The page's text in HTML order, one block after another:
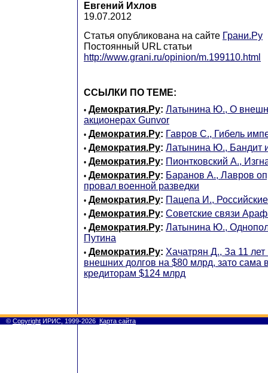
Евгений Ихлов
19.07.2012
Статья опубликована на сайте Грани.Ру
Постоянный URL статьи
http://www.grani.ru/opinion/m.199110.html
ССЫЛКИ ПО ТЕМЕ:
• Демократия.Ру: Латынина Ю., О
акционерах Gunvor
• Демократия.Ру: Гавров С., Гибель
• Демократия.Ру: Латынина Ю., Бандит
• Демократия.Ру: Пионтковский А.,
• Демократия.Ру: Баранов А., Лавров
провал военной разведки
• Демократия.Ру: Пацепа И.,
• Демократия.Ру: Советские связи
• Демократия.Ру: Латынина Ю.,
Путина
• Демократия.Ру: Хачатрян Д., За 11
внешних долгов на $80 млрд, зато сама
кредиторам $124 млрд
© Copyright ИРИС, 1999-2026 Карта сайта